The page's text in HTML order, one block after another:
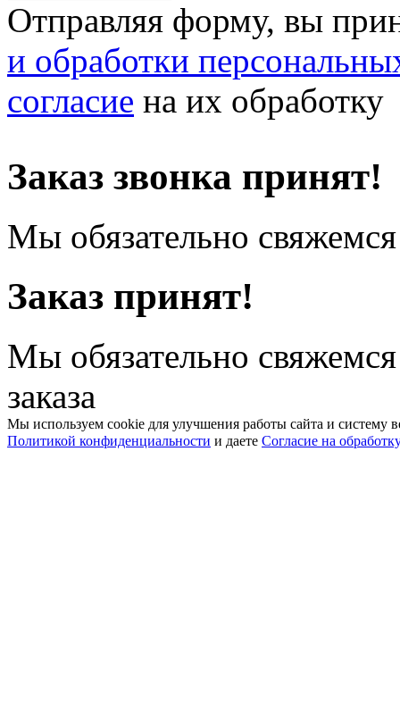
Отправляя форму, вы
и обработки
согласие на их обработку
Заказ звонка принят!
Мы обязательно
Заказ принят!
Мы обязательно
заказа
Мы используем cookie для улучшения работы сайта и систему
Политикой конфиденциальности и даете Согласие на